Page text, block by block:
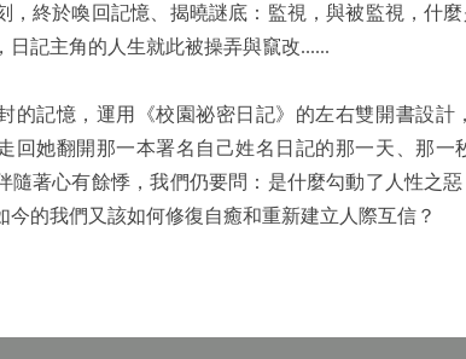
，終於喚回記憶、揭曉謎底：監視，與被監視，什
日記主角的人生就此被操弄與竄改......
的記憶，運用《校園祕密日記》的左右雙開書設
回她翻開那一本署名自己姓名日記的那一天、那
隨著心有餘悸，我們仍要問：是什麼勾動了人性之
今的我們又該如何修復自癒和重新建立人際互信？